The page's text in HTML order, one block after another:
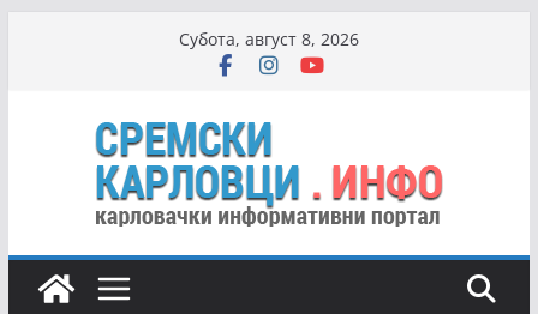
Субота, август 8, 2026